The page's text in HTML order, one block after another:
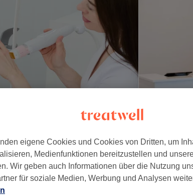
eigene Cookies und Cookies von Dritten, um
Medienfunktionen bereitzustellen und
Wir geben auch Informationen über die Nutzung
für soziale Medien, Werbung und Analysen